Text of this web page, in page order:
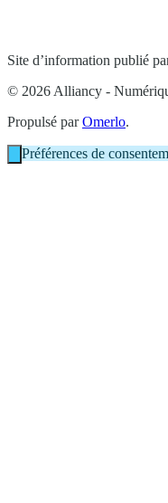
Site d’information publié
© 2026 Alliancy -
Propulsé parOmerlo.
Préférences de